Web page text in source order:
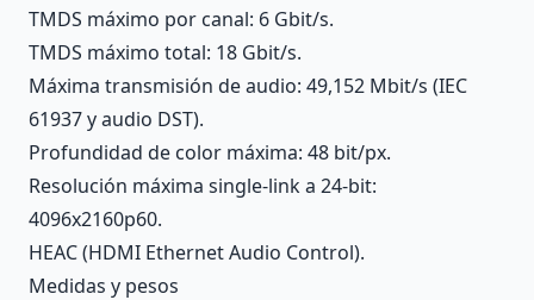
TMDS máximo por canal: 6 Gbit/s.
TMDS máximo total: 18 Gbit/s.
Máxima transmisión de audio: 49,152 Mbit/s (IEC
61937 y audio DST).
Profundidad de color máxima: 48 bit/px.
Resolución máxima single-link a 24-bit:
4096x2160p60.
HEAC (HDMI Ethernet Audio Control).
Medidas y pesos